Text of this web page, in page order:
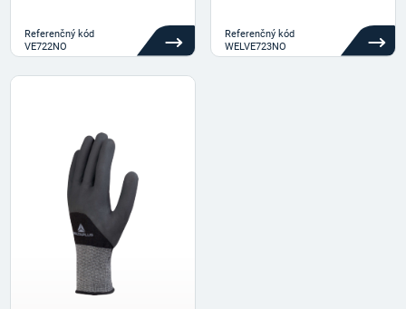
Referenčný kód
VE722NO
Referenčný kód
WELVE723NO